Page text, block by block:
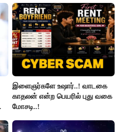
இளைஞர்களே உஷார்..! வாடகை
காதலன் என்ற பெயரில் புது வகை
மோசடி..!